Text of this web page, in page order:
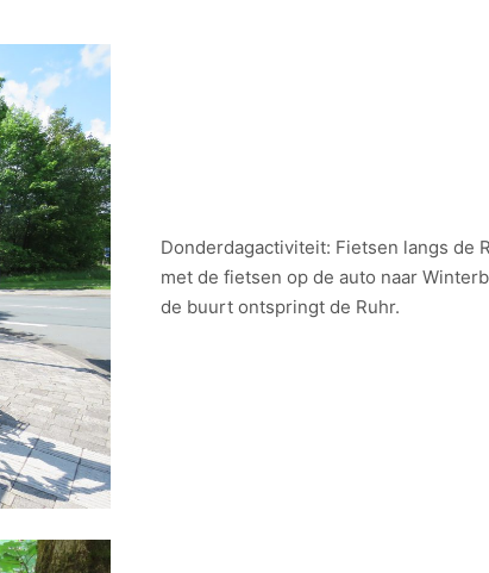
Donderdagactiviteit: Fietsen langs de
met de fietsen op de auto naar
de buurt ontspringt de Ruhr.